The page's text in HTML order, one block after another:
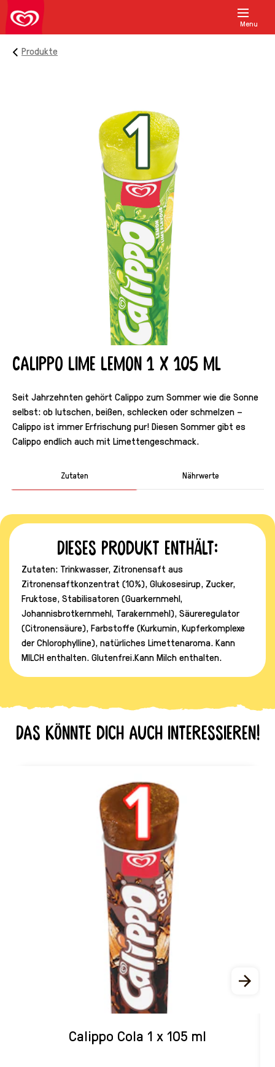
Menu
Produkte
Calippo Lime Lemon 1 x 105 ml
Seit Jahrzehnten gehört Calippo zum Sommer wie die Sonne
selbst: ob lutschen, beißen, schlecken oder schmelzen –
Calippo ist immer Erfrischung pur! Diesen Sommer gibt es
Calippo endlich auch mit Limettengeschmack.
Zutaten Nährwerte
Dieses Produkt enthält:
Zutaten: Trinkwasser, Zitronensaft aus
Zitronensaftkonzentrat (10%), Glukosesirup, Zucker,
Fruktose, Stabilisatoren (Guarkernmehl,
Johannisbrotkernmehl, Tarakernmehl), Säureregulator
(Citronensäure), Farbstoffe (Kurkumin, Kupferkomplexe
der Chlorophylline), natürliches Limettenaroma. Kann
MILCH enthalten. Glutenfrei.Kann Milch enthalten.
Das könnte dich auch interessieren!
Calippo Cola 1 x 105 ml